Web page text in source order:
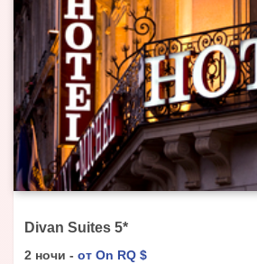
Divan Suites 5*
2 ночи - от On RQ $